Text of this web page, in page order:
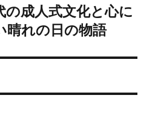
成人式文化と心に
晴れの日の物語